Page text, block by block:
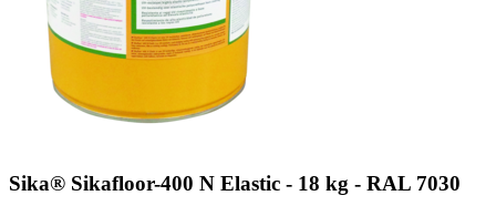
Sika® Sikafloor-400 N Elastic - 18 kg - RAL 7030